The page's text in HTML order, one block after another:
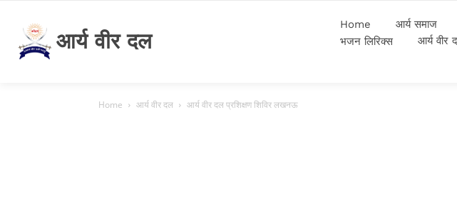
आर्य वीर दल
Home आर्य समाज
भजन लिरिक्स
आर्य वीर
Home आर्य वीर दल आर्य वीर दल प्रशिक्षण शिविर लखनऊ